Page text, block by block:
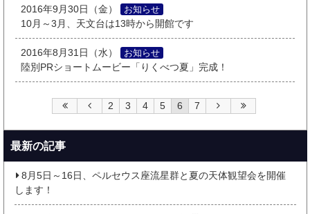
2016年9月30日（金）
お知らせ
10月～3月、天文台は13時から開館です
2016年8月31日（水）
お知らせ
陸別PRショートムービー「りくべつ夏」完成！
2 3 4 5 6 7
最新の記事
8月5日～16日、ペルセウス座流星群と夏の天体観望会を開催
します！